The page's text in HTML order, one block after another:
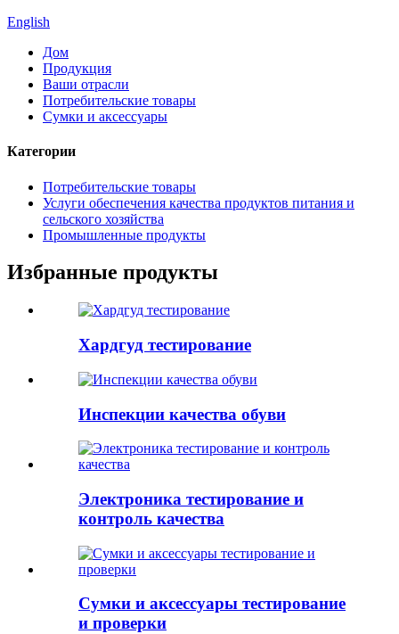
English
Дом
Продукция
Ваши отрасли
Потребительские товары
Сумки и аксессуары
Категории
Потребительские товары
Услуги обеспечения качества продуктов питания и
сельского хозяйства
Промышленные продукты
Избранные продукты
Хардгуд тестирование
Инспекции качества обуви
Электроника тестирование и
контроль качества
Сумки и аксессуары тестирование
и проверки